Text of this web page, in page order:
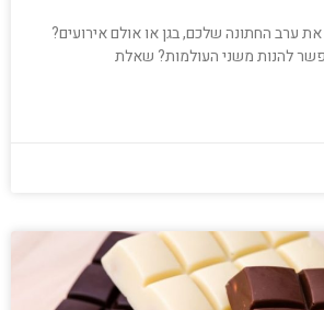
ערב החתונה שלכם, בגן או אולם אירועים?
להנות משני העולמות? שאלת